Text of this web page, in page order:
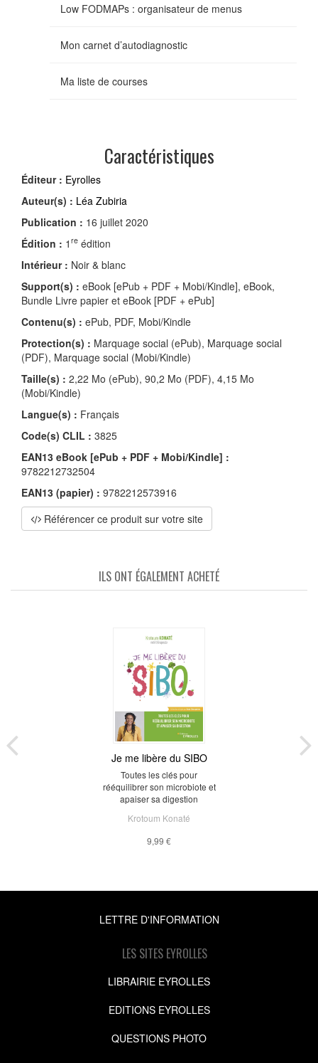
Low FODMAPs : organisateur de menus
Mon carnet d’autodiagnostic
Ma liste de courses
Caractéristiques
Éditeur : Eyrolles
Auteur(s) : Léa Zubiria
Publication : 16 juillet 2020
Édition : 1 re édition
Intérieur : Noir & blanc
Support(s) : eBook [ePub + PDF + Mobi/Kindle], eBook,
Bundle Livre papier et eBook [PDF + ePub]
Contenu(s) : ePub, PDF, Mobi/Kindle
Protection(s) : Marquage social (ePub), Marquage social
(PDF), Marquage social (Mobi/Kindle)
Taille(s) : 2,22 Mo (ePub), 90,2 Mo (PDF), 4,15 Mo
(Mobi/Kindle)
Langue(s) : Français
Code(s) CLIL : 3825
EAN13 eBook [ePub + PDF + Mobi/Kindle] :
9782212732504
EAN13 (papier) : 9782212573916
Référencer ce produit sur votre site
ILS ONT ÉGALEMENT ACHETÉ
Je me libère du SIBO
Toutes les clés pour
rééquilibrer son microbiote et
apaiser sa digestion
Krotoum Konaté
9,99 €
LETTRE D'INFORMATION
LES SITES EYROLLES
LIBRAIRIE EYROLLES
EDITIONS EYROLLES
QUESTIONS PHOTO